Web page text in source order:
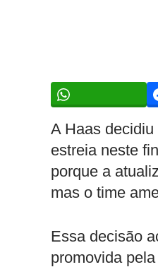
A Haas
estreia neste
porque a
mas o time
Essa decisão
promovida